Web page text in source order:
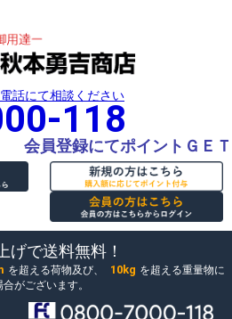
話にて相談ください
118
会員登録にてポイントＧＥＴ
げで送料無料！
を超える荷物及び、 10kg を超える重量物に
がございます。